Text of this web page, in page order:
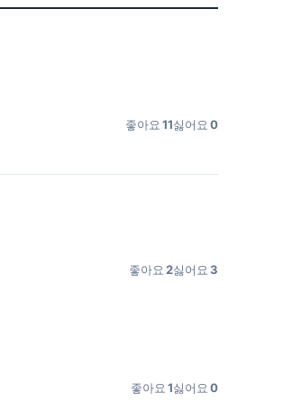
좋아요11싫어요0
좋아요 2싫어요 3
좋아요1싫어요0